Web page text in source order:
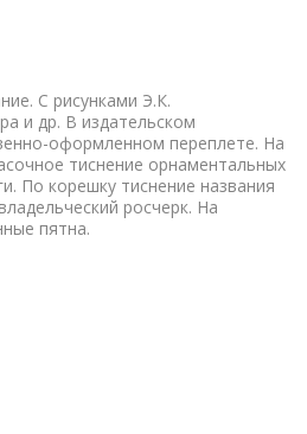
С рисунками Э.К.
и др. В издательском
оформленном переплете. На
тиснение орнаментальных
По корешку тиснение названия
росчерк. На
пятна.